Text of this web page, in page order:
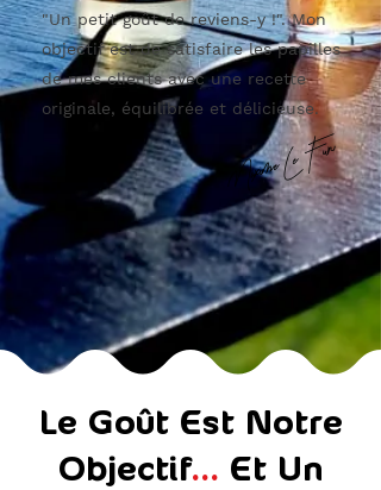
"Un petit goût de reviens-y !". Mon
objectif est de satisfaire les papilles
de mes clients avec une recette
originale, équilibrée et délicieuse.
Maxime Le Fur
Le Goût Est Notre
Objectif… Et Un